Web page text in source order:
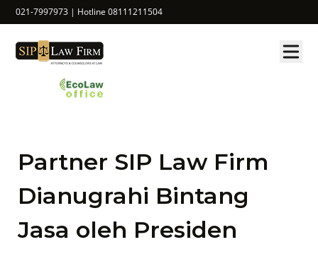
021-7997973 | Hotline 08111211504
Partner SIP Law Firm
Dianugrahi Bintang
Jasa oleh Presiden